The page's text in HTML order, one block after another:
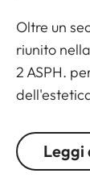
Oltre un
riunito
2 ASPH.
consiglia
esempio
Leggi